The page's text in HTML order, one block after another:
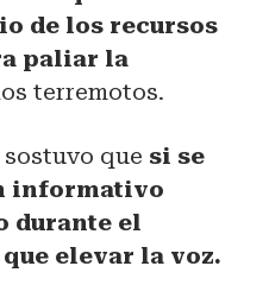
de los recursos
paliar la
terremotos.
que si se
informativo
durante el
elevar la voz.